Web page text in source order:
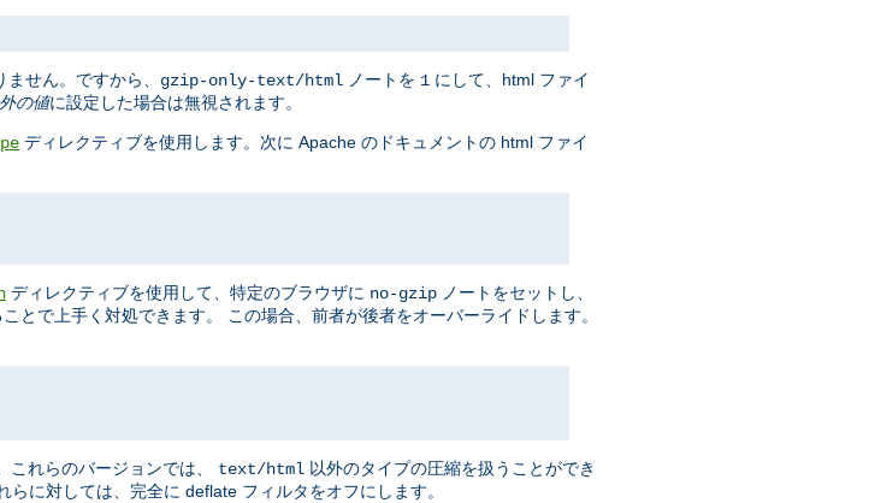
せん。ですから、 gzip-only-text/html ノートを 1 にして、html ファイ
の値に設定した場合は無視されます。
ディレクティブを使用します。次に Apache のドキュメントの html ファイ
ディレクティブを使用して、特定のブラウザに no-gzip ノートをセットし、
とで上手く対処できます。 この場合、前者が後者をオーバーライドします。
れらのバージョンでは、 text/html 以外のタイプの圧縮を扱うことができ
に対しては、完全に deflate フィルタをオフにします。